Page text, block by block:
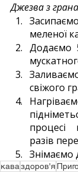
Джезва з
меленої
Додаємо
свіжого
процесі
разів
Знімаємо
каваздоров'я